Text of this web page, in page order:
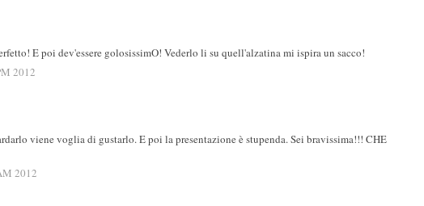
E poi dev'essere golosissimO! Vederlo li su quell'alzatina mi ispira un sacco!
2012
viene voglia di gustarlo. E poi la presentazione è stupenda. Sei bravissima!!! CHE
2012